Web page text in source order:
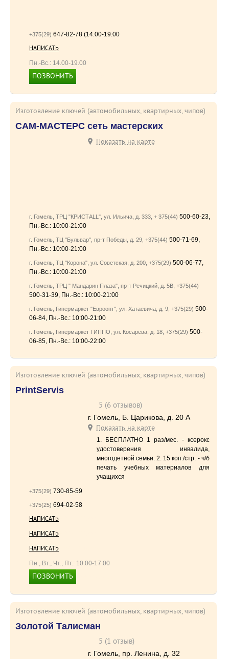
+375(29) 647-82-78 (14.00-19.00
НАПИСАТЬ
Пн.-Вс.: 14.00-19.00
ПОЗВОНИТЬ
Изготовление ключей (автомобильных, квартирных, чипов)
САМ-МАСТЕРС сеть мастерских
Показать на карте
г. Гомель, ТРЦ "КРИСТАLL", ул. Ильича, д. 333, + 375(44) 500-60-23,
Пн.-Вс.: 10:00-21:00
г. Гомель, ТЦ "Бульвар", пр-т Победы, д. 29, +375(44) 500-71-69,
Пн.-Вс.: 10:00-21:00
г. Гомель, ТЦ "Корона", ул. Советская, д. 200, +375(29) 500-06-77,
Пн.-Вс.: 10:00-21:00
г. Гомель, ТРЦ " Мандарин Плаза", пр-т Речицкий, д. 5В, +375(44)
500-31-39, Пн.-Вс.: 10:00-21:00
г. Гомель, Гипермаркет "Евроопт", ул. Хатаевича, д. 9, +375(29) 500-
06-84, Пн.-Вс.: 10:00-21:00
г. Гомель, Гипермаркет ГИППО, ул. Косарева, д. 18, +375(29) 500-
06-85, Пн.-Вс.: 10:00-22:00
Изготовление ключей (автомобильных, квартирных, чипов)
PrintServis
5 (6 отзывов)
г. Гомель, Б. Царикова, д. 20 А
Показать на карте
1. БЕСПЛАТНО 1 раз/мес. - ксерокс
удостоверения инвалида,
многодетной семьи. 2. 15 коп./стр. - ч/б
печать учебных материалов для
учащихся
+375(29) 730-85-59
+375(25) 694-02-58
НАПИСАТЬ
НАПИСАТЬ
НАПИСАТЬ
Пн., Вт., Чт., Пт.: 10.00-17.00
ПОЗВОНИТЬ
Изготовление ключей (автомобильных, квартирных, чипов)
Золотой Талисман
5 (1 отзыв)
г. Гомель, пр. Ленина, д. 32